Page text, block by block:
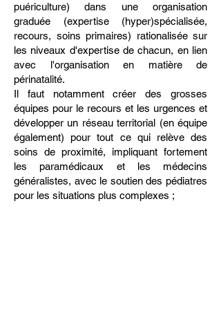
puériculture) dans une organisation
graduée (expertise (hyper)spécialisée,
recours, soins primaires) rationalisée sur
les niveaux d'expertise de chacun, en lien
avec l'organisation en matière de
périnatalité.
Il faut notamment créer des grosses
équipes pour le recours et les urgences et
développer un réseau territorial (en équipe
également) pour tout ce qui relève des
soins de proximité, impliquant fortement
les paramédicaux et les médecins
généralistes, avec le soutien des pédiatres
pour les situations plus complexes ;